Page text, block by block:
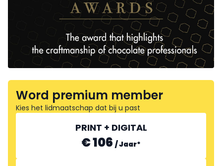
Word premium member
Kies het lidmaatschap dat bij u past
PRINT + DIGITAL
€ 106 /Jaar*